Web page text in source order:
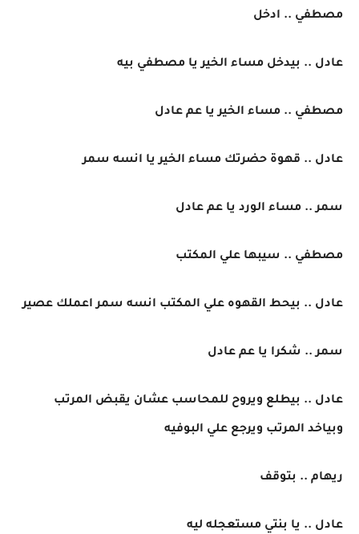
مصطفي .. ادخل
عادل .. بيدخل مساء الخير يا مصطفي بيه
مصطفي .. مساء الخير يا عم عادل
عادل .. قهوة حضرتك مساء الخير يا انسه سمر
سمر .. مساء الورد يا عم عادل
مصطفي .. سيبها علي المكتب
عادل .. بيحط القهوه علي المكتب انسه سمر اعملك عصير
سمر .. شكرا يا عم عادل
عادل .. بيطلع ويروح للمحاسب عشان يقبض المرتب
وبياخد المرتب ويرجع علي البوفيه
ريهام .. بتوقف
عادل .. يا بنتي مستعجله ليه